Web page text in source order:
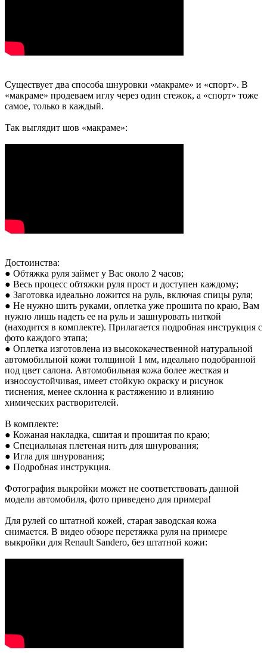
Существует два способа шнуровки «макраме» и «спорт». В
«макраме» продеваем иглу через один стежок, а «спорт» тоже
самое, только в каждый.
Так выглядит шов «макраме»:
Достоинства:
● Обтяжка руля займет у Вас около 2 часов;
● Весь процесс обтяжки руля прост и доступен каждому;
● Заготовка идеально ложится на руль, включая спицы руля;
● Не нужно шить руками, оплетка уже прошита по краю, Вам
нужно лишь надеть ее на руль и зашнуровать ниткой
(находится в комплекте). Прилагается подробная инструкция с
фото каждого этапа;
● Оплетка изготовлена из высококачественной натуральной
автомобильной кожи толщиной 1 мм, идеально подобранной
под цвет салона. Автомобильная кожа более жесткая и
износоустойчивая, имеет стойкую окраску и рисунок
тиснения, менее склонна к растяжению и влиянию
химических растворителей.
В комплекте:
● Кожаная накладка, сшитая и прошитая по краю;
● Специальная плетеная нить для шнурования;
● Игла для шнурования;
● Подробная инструкция.
Фотография выкройки может не соответствовать данной
модели автомобиля, фото приведено для примера!
Для рулей со штатной кожей, старая заводская кожа
снимается. В видео обзоре перетяжка руля на примере
выкройки для Renault Sandero, без штатной кожи: